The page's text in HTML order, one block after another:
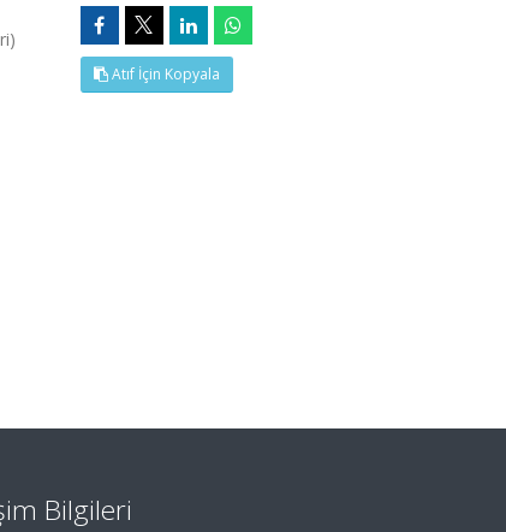
Atıf İçin Kopyala
Bilgileri